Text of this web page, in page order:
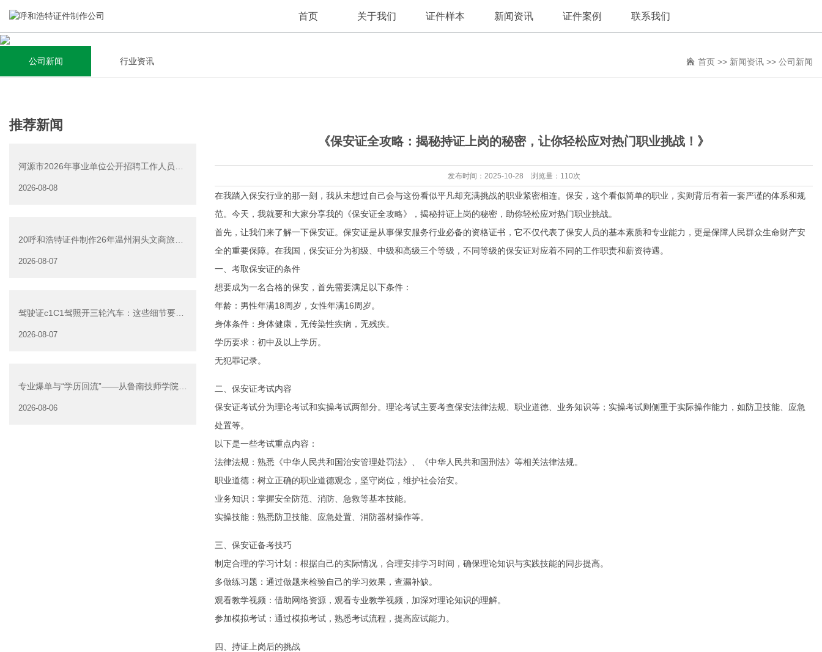
首页 关于我们
关于我们
集研发，设计，制造，安装于一体，多元化的定制需求，为上
千家企业提供过专业定制服务！
查看详情
证件样本 新闻资讯
新闻资讯
全自动流水线规模化生产，准时按期交货，年生产能力超过
40W万方米以上，拥有遍布全国的商务合作伙伴和较为完善的
查看详情
行业资讯
证件案例 联系我们
公司新闻 行业资讯 首页 >> 新闻资讯 >> 公司新闻
推荐新闻
河源市2026年事业单位公开招聘工作人员
2026-08-08
20呼和浩特证件制作26年温州洞头文商旅游
2026-08-07
驾驶证c1C1驾照开三轮汽车：这些细节要注
2026-08-07
专业爆单与“学历回流”——从鲁南技师学院透
2026-08-06
《保安证全攻略：揭秘持证上岗的秘密，让你轻松应对热门职业挑战！》
发布时间：2025-10-28 浏览量：110次
在我踏入保安行业的那一刻，我从未想过自己会与这份看似平凡却充满挑战的职业紧密相连。保安，这个看似简单的职业，实则背后有着一套严谨的体系和规
范。今天，我就要和大家分享我的《保安证全攻略》，揭秘持证上岗的秘密，助你轻松应对热门职业挑战。
首先，让我们来了解一下保安证。保安证是从事保安服务行业必备的资格证书，它不仅代表了保安人员的基本素质和专业能力，更是保障人民群众生命财产安
全的重要保障。在我国，保安证分为初级、中级和高级三个等级，不同等级的保安证对应着不同的工作职责和薪资待遇。
一、考取保安证的条件
想要成为一名合格的保安，首先需要满足以下条件：
年龄：男性年满18周岁，女性年满16周岁。
身体条件：身体健康，无传染性疾病，无残疾。
学历要求：初中及以上学历。
无犯罪记录。
二、保安证考试内容
保安证考试分为理论考试和实操考试两部分。理论考试主要考查保安法律法规、职业道德、业务知识等；实操考试则侧重于实际操作能力，如防卫技能、应急
处置等。
以下是一些考试重点内容：
法律法规：熟悉《中华人民共和国治安管理处罚法》、《中华人民共和国刑法》等相关法律法规。
职业道德：树立正确的职业道德观念，坚守岗位，维护社会治安。
业务知识：掌握安全防范、消防、急救等基本技能。
实操技能：熟悉防卫技能、应急处置、消防器材操作等。
三、保安证备考技巧
制定合理的学习计划：根据自己的实际情况，合理安排学习时间，确保理论知识与实践技能的同步提高。
多做练习题：通过做题来检验自己的学习效果，查漏补缺。
观看教学视频：借助网络资源，观看专业教学视频，加深对理论知识的理解。
参加模拟考试：通过模拟考试，熟悉考试流程，提高应试能力。
四、持证上岗后的挑战